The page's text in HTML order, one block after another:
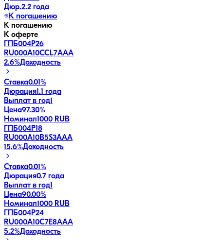
Дюр.2.2 года
К погашению
К погашению
К оферте
ГПБ004Р26
RU000A10CCL7AAA
2.6%Доходность
Ставка0.01%
Дюрация1.1 года
Выплат в год1
Цена97.30%
Номинал1000 RUB
ГПБ004Р18
RU000A10B5S3AAA
15.6%Доходность
Ставка0.01%
Дюрация0.7 года
Выплат в год1
Цена90.00%
Номинал1000 RUB
ГПБ004Р24
RU000A10C7E8AAA
5.2%Доходность